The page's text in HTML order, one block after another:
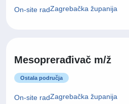
On-site radZagrebačka županija
Mesoprerađivač m/ž
Ostala područja
On-site radZagrebačka županija